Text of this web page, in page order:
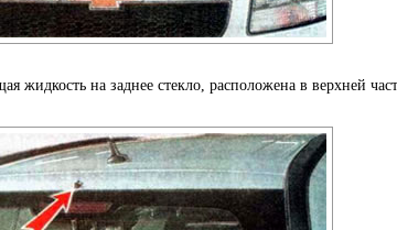
жидкость на заднее стекло, расположена в верхней